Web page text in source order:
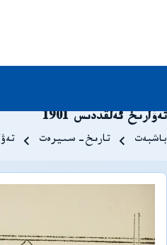
تەۋارىخ ئەلقددىس 1901
Breadcrumb
باشبەت تارىخ-سىيرەت